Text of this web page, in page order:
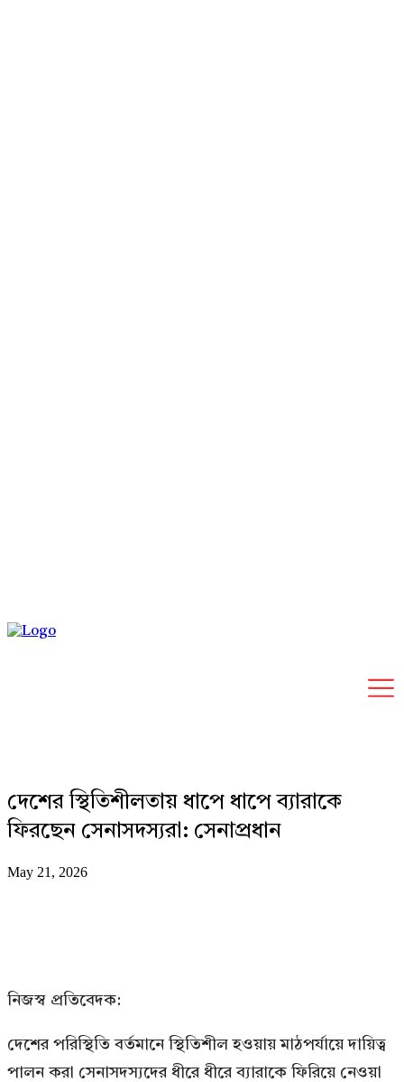
দেশের স্থিতিশীলতায় ধাপে ধাপে ব্যারাকে
ফিরছেন সেনাসদস্যরা: সেনাপ্রধান
May 21, 2026
নিজস্ব প্রতিবেদক:
দেশের পরিস্থিতি বর্তমানে স্থিতিশীল হওয়ায় মাঠপর্যায়ে দায়িত্ব
পালন করা সেনাসদস্যদের ধীরে ধীরে ব্যারাকে ফিরিয়ে নেওয়া